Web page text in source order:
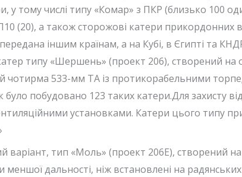
у тому числі типу «Комар» з ПКР (близько 100
(20), а також сторожові катери прикордонних
іншим країнам, а на Кубі, в Єгипті та
типу «Шершень» (проект 206), створений на
чотирма 533-мм ТА із протикорабельними
було побудовано 123 таких катери.Для захисту
установками. Катери цього типу
варіант, тип «Моль» (проект 206Е), створений
меншої дальності, ніж встановлені на